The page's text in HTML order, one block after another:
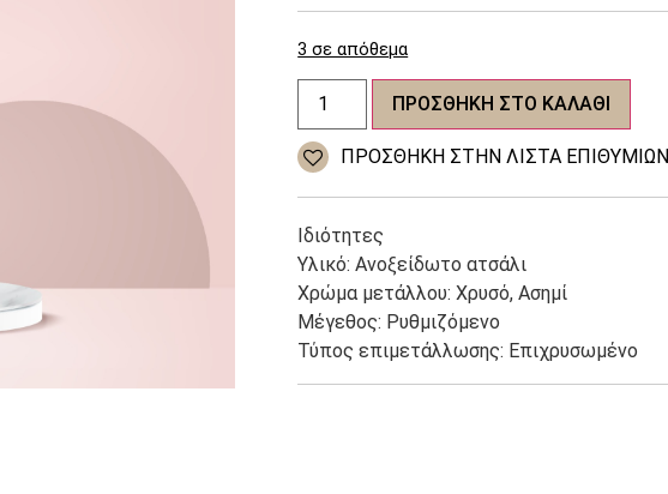
Ιδιότητες
Υλικό: Ανοξείδωτο ατσάλι
Χρώμα μετάλλου: Χρυσό, Ασημί
Μέγεθος: Ρυθμιζόμενο
Τύπος επιμετάλλωσης: Επιχρυσωμένο
3 σε απόθεμα
Γυναικείο
δαχτυλίδι
ανοξείδωτο
ατσάλι
ποσότητα
ΠΡΟΣΘΉΚΗ ΣΤΟ ΚΑΛΆΘΙ
ΠΡΌΣΘΉΚΗ ΣΤΗΝ ΛΊΣΤΑ ΕΠΙΘΥΜΙΏΝ